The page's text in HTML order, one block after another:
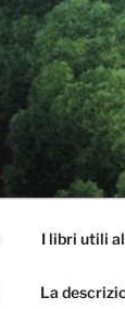
imparare ad
I libri utili
La